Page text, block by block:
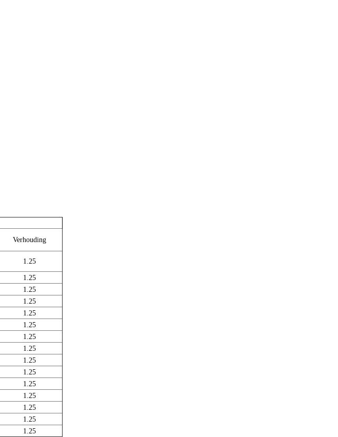
Verhouding
1.25
1.25
1.25
1.25
1.25
1.25
1.25
1.25
1.25
1.25
1.25
1.25
1.25
1.25
1.25